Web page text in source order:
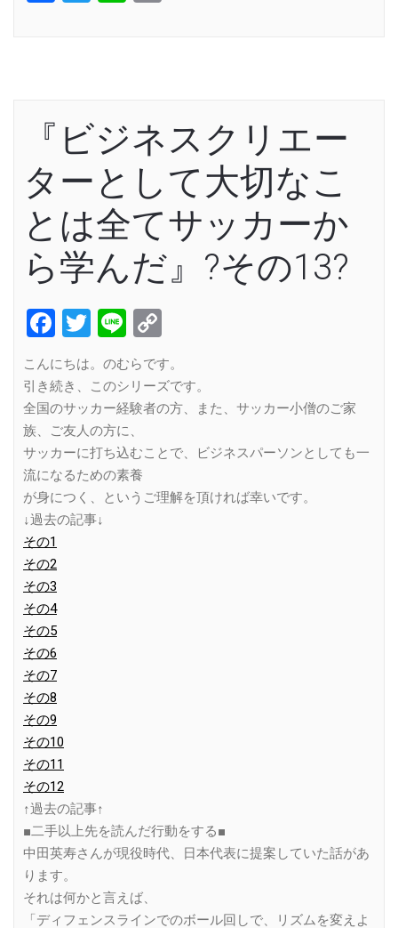
『ビジネスクリエー
ターとして大切なこ
とは全てサッカーか
ら学んだ』?その13?
Facebook
Twitter
Line
Link
こんにちは。のむらです。
引き続き、このシリーズです。
全国のサッカー経験者の方、また、サッカー小僧のご家
族、ご友人の方に、
サッカーに打ち込むことで、ビジネスパーソンとしても一
流になるための素養
が身につく、というご理解を頂ければ幸いです。
↓過去の記事↓
その1
その2
その3
その4
その5
その6
その7
その8
その9
その10
その11
その12
↑過去の記事↑
■二手以上先を読んだ行動をする■
中田英寿さんが現役時代、日本代表に提案していた話があ
ります。
それは何かと言えば、
「ディフェンスラインでのボール回しで、リズムを変えよ